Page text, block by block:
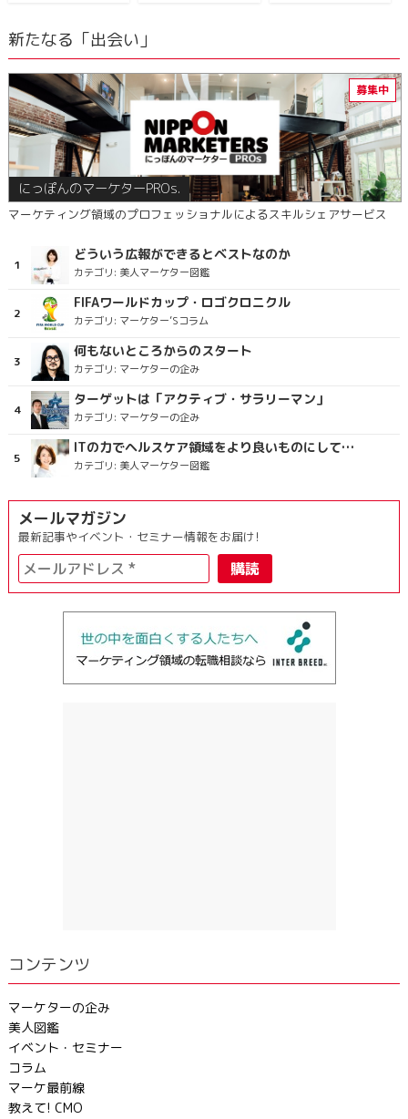
新たなる「出会い」
にっぽんのマーケターPROs.
マーケティング領域のプロフェッショナルによるスキルシェアサービス
どういう広報ができるとベストなのか
カテゴリ: 美人マーケター図鑑
FIFAワールドカップ・ロゴクロニクル
カテゴリ: マーケター’Sコラム
何もないところからのスタート
カテゴリ: マーケターの企み
ターゲットは「アクティブ・サラリーマン」
カテゴリ: マーケターの企み
ITの力でヘルスケア領域をより良いものにしていくこと
カテゴリ: 美人マーケター図鑑
メールマガジン
最新記事やイベント・セミナー情報をお届け!
コンテンツ
マーケターの企み
美人図鑑
イベント・セミナー
コラム
マーケ最前線
教えて! CMO